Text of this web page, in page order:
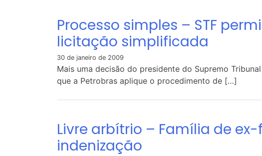
Processo simples – STF
licitação simplificada
30 de janeiro de 2009
Mais uma decisão do presidente do Supremo
que a Petrobras aplique o procedimento de […]
Livre arbítrio – Família de
indenização